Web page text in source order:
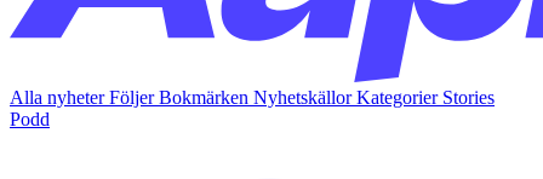
Alla nyheterFöljerBokmärken NyhetskällorKategorier Stories
Podd